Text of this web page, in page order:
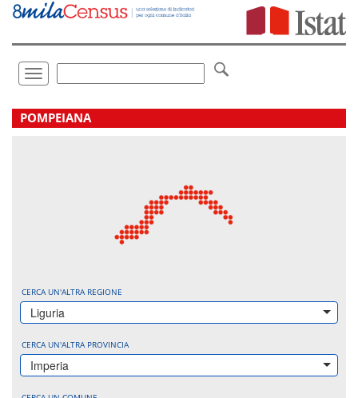
Vai
direttamente
Toggle
navigation
.
POMPEIANA
CERCA UN'ALTRA REGIONE
Liguria
CERCA UN'ALTRA PROVINCIA
Imperia